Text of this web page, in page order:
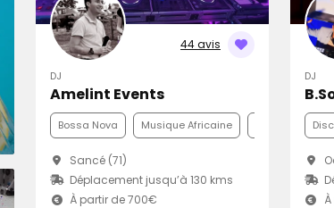
44 avis
DJ
Amelint Events
Bossa Nova Musique Africaine Variété
Sancé (71)
Déplacement jusqu’à 130 kms
À partir de 700€
DJ